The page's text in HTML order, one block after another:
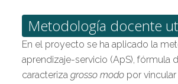
Metodología docente
En el proyecto se ha aplicado la
aprendizaje-servicio (ApS), fórmula
caracterizagrosso modo por